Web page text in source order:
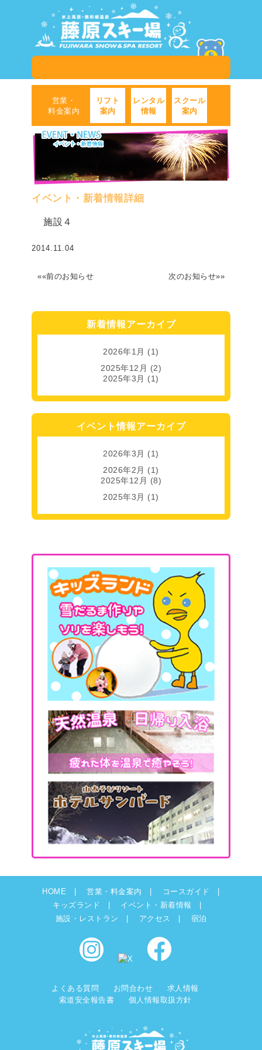
営業・
料金案内
リフト
案内
レンタル
情報
スクール
案内
イベント・新着情報詳細
施設４
2014.11.04
««前のお知らせ 次のお知らせ»»
新着情報アーカイブ
2026年1月 (1)
2025年12月 (2)
2025年3月 (1)
イベント情報アーカイブ
2026年3月 (1)
2026年2月 (1)
2025年12月 (8)
2025年3月 (1)
HOME 営業・料金案内
コースガイド
キッズランド
イベント・新着情報
施設・レストラン
アクセス 宿泊
よくある質問 お問合わせ
求人情報
索道安全報告書
個人情報取扱方針